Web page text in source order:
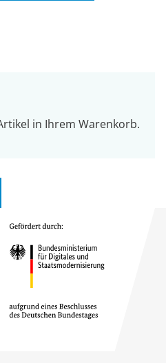
in Ihrem Warenkorb.